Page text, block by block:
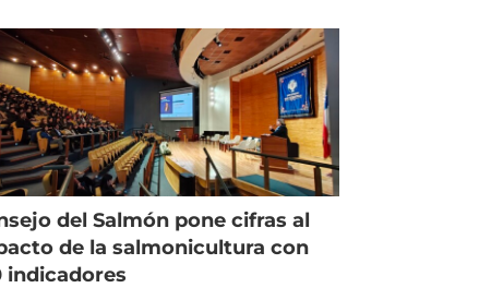
del Salmón pone cifras al
de la salmonicultura con
indicadores